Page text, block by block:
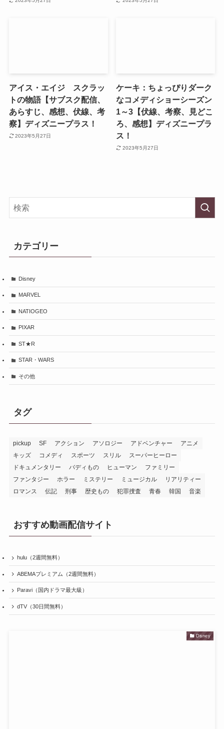
アイス・エイジ スクラッ
トの物語【サブスク配信、
あらすじ、感想、伏線、考
察】ディズニープラス！
2023年5月27日
ケーキ：ちょっぴりダーク
なコメディショーシーズン
1～3【伏線、考察、見どこ
ろ、感想】ディズニープラ
ス！
2023年5月27日
カテゴリー
Disney
MARVEL
NATIOGEO
PIXAR
ST★R
STAR・WARS
その他
タグ
pickup SF アクション アソロジー アドベンチャー
アニメ
キッズ
コメディ スポーツ スリル
スーパーヒーロー
ドキュメンタリー
バディもの ヒューマン
ファミリー
ファンタジー
ホラー ミステリー ミュージカル
リアリティー
ロマンス
伝記 刑事 歴史もの 犯罪捜査 青春 韓国 音楽
おすすめ動画配信サイト
hulu（2週間無料）
ABEMAプレミアム（2週間無料）
Paravi（国内ドラマ最大級）
dTV（30日間無料）
Disney